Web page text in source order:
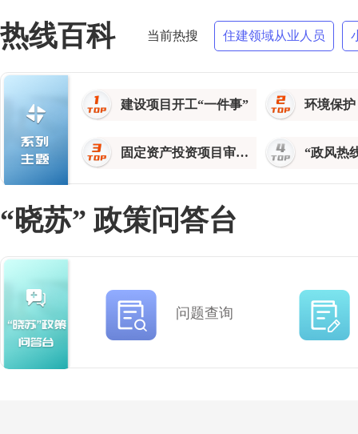
热线百科 当前热搜 住建领域从业人员
建设项目开工“一件事” 环境保护
固定资产投资项目审批“一件事” “政风热
“晓苏” 政策问答台
问题查询